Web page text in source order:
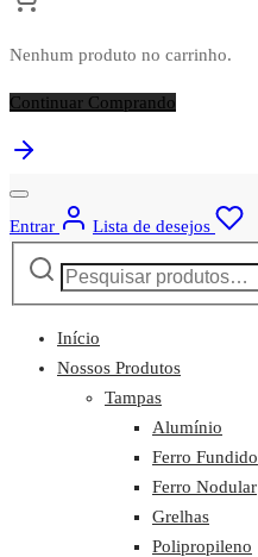
Nenhum produto no carrinho.
Continuar Comprando
Entrar
Lista de desejos
Pesquisar
por:
Início
Nossos Produtos
Tampas
Alumínio
Ferro Fundido
Ferro Nodular
Grelhas
Polipropileno